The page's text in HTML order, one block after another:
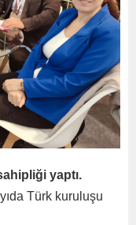
yaptı.
Türk kuruluşu